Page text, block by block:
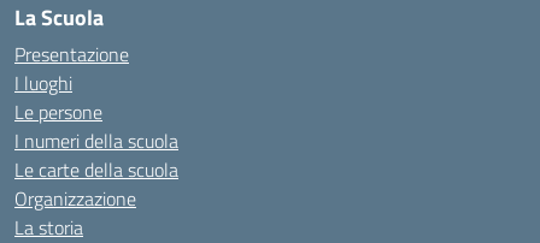
La Scuola
Presentazione
I luoghi
Le persone
I numeri della scuola
Le carte della scuola
Organizzazione
La storia